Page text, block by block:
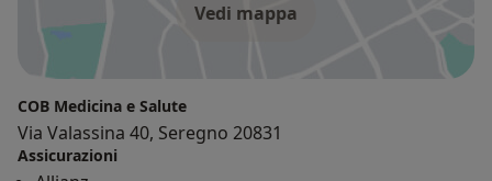
Vedi mappa
COB Medicina e Salute
Via Valassina 40, Seregno 20831
Assicurazioni